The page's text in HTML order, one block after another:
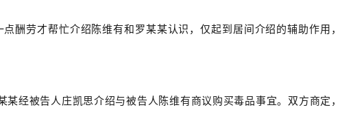
酬劳才帮忙介绍陈维有和罗某某认识，仅起到居间介绍的辅助作用
经被告人庄凯思介绍与被告人陈维有商议购买毒品事宜。双方商定